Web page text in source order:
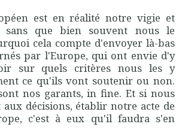
est en réalité notre vigie et
sans que bien souvent nous le
cela compte d'envoyer là-bas
par l'Europe, qui ont envie d'y
sur quels critères nous les y
ce qu'ils vont soutenir ou non.
nos garants, in fine. Et sinous
décisions, établir notre acte de
c'est à eux qu'il faudra s'en